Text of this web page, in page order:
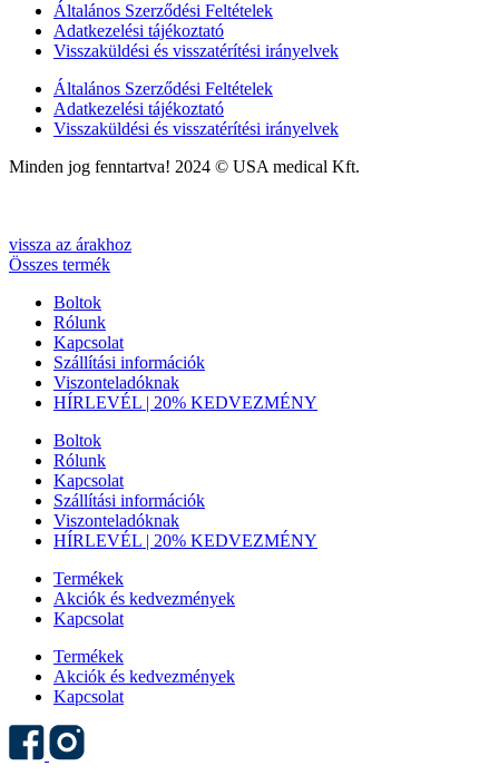
Általános Szerződési Feltételek
Adatkezelési tájékoztató
Visszaküldési és visszatérítési irányelvek
Általános Szerződési Feltételek
Adatkezelési tájékoztató
Visszaküldési és visszatérítési irányelvek
Minden jog fenntartva! 2024 © USA medical Kft.
vissza az árakhoz
Összes termék
Boltok
Rólunk
Kapcsolat
Szállítási információk
Viszonteladóknak
HÍRLEVÉL | 20% KEDVEZMÉNY
Boltok
Rólunk
Kapcsolat
Szállítási információk
Viszonteladóknak
HÍRLEVÉL | 20% KEDVEZMÉNY
Termékek
Akciók és kedvezmények
Kapcsolat
Termékek
Akciók és kedvezmények
Kapcsolat